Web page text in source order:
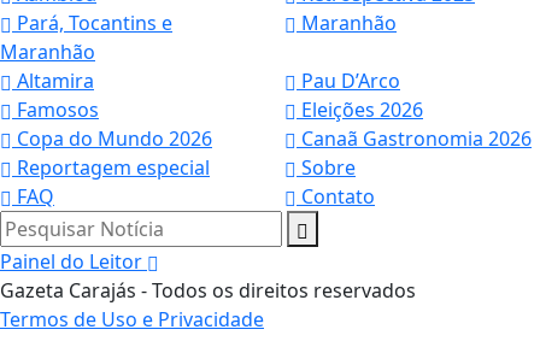
Pará, Tocantins e
Maranhão
Maranhão
Altamira
Pau D’Arco
Famosos
Eleições 2026
Copa do Mundo 2026
Canaã Gastronomia 2026
Reportagem especial
Sobre
FAQ
Contato
Pesquisar Notícia
Painel do Leitor
Gazeta Carajás - Todos os direitos reservados
Termos de Uso e Privacidade